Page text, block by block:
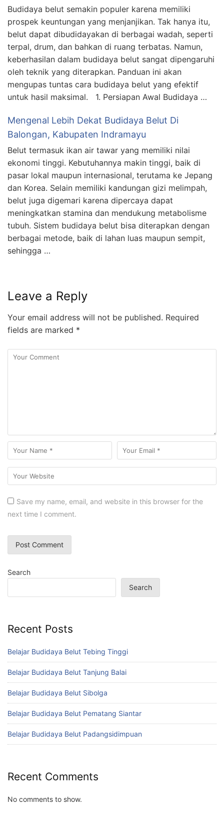
Budidaya belut semakin populer karena memiliki
prospek keuntungan yang menjanjikan. Tak hanya itu,
belut dapat dibudidayakan di berbagai wadah, seperti
terpal, drum, dan bahkan di ruang terbatas. Namun,
keberhasilan dalam budidaya belut sangat dipengaruhi
oleh teknik yang diterapkan. Panduan ini akan
mengupas tuntas cara budidaya belut yang efektif
untuk hasil maksimal. 1. Persiapan Awal Budidaya …
Mengenal Lebih Dekat Budidaya Belut Di
Balongan, Kabupaten Indramayu
Belut termasuk ikan air tawar yang memiliki nilai
ekonomi tinggi. Kebutuhannya makin tinggi, baik di
pasar lokal maupun internasional, terutama ke Jepang
dan Korea. Selain memiliki kandungan gizi melimpah,
belut juga digemari karena dipercaya dapat
meningkatkan stamina dan mendukung metabolisme
tubuh. Sistem budidaya belut bisa diterapkan dengan
berbagai metode, baik di lahan luas maupun sempit,
sehingga …
Leave a Reply
Your email address will not be published. Required
fields are marked *
Save my name, email, and website in this browser for the
next time I comment.
Search
Search
Recent Posts
Belajar Budidaya Belut Tebing Tinggi
Belajar Budidaya Belut Tanjung Balai
Belajar Budidaya Belut Sibolga
Belajar Budidaya Belut Pematang Siantar
Belajar Budidaya Belut Padangsidimpuan
Recent Comments
No comments to show.